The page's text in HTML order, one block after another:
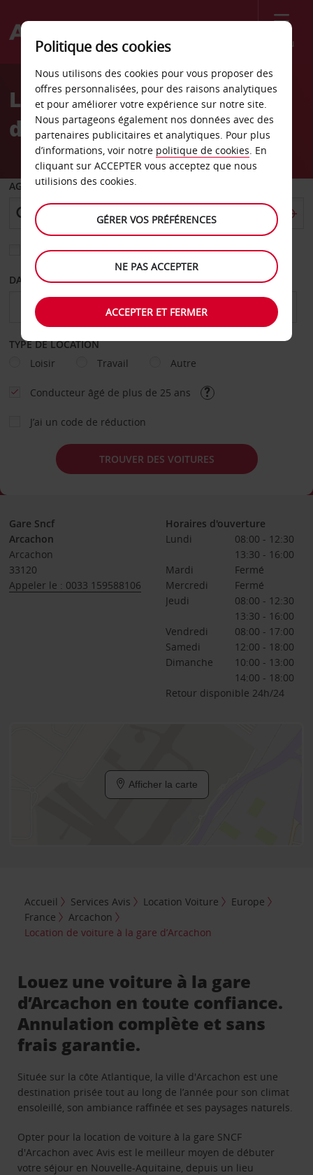
Menu
Welcome
AvisLocation de voiture Gare
d’Arcachon
AGENCE DE DÉPART
Sélectionnez une autre agence de retour
DATE DE DÉPART DATE DE RETOUR
TYPE DE LOCATION
Loisir
Travail Autre
Conducteur âgé de plus de 25 ans
J’ai un code de réduction
TROUVER DES VOITURES
Gare Sncf
Arcachon
Arcachon
33120
Appeler le : 0033 159588106
Horaires d'ouverture
Lundi
08:00 - 12:30
13:30 - 16:00
Mardi
Fermé
Mercredi
Fermé
Jeudi
08:00 - 12:30
13:30 - 16:00
Vendredi
08:00 - 17:00
Samedi
12:00 - 18:00
Dimanche
10:00 - 13:00
14:00 - 18:00
Retour disponible 24h/24
Afficher la carte
Accueil Services Avis Location Voiture
Europe
France
Arcachon
Location de voiture à la gare d’Arcachon
Louez une voiture à la gare
d’Arcachon en toute confiance.
Annulation complète et sans
frais garantie.
Située sur la côte Atlantique, la ville d'Arcachon est une
destination prisée tout au long de l’année pour son climat
ensoleillé, son ambiance raffinée et ses paysages naturels.
Opter pour la location de voiture à la gare SNCF
d'Arcachon avec Avis est le meilleur moyen de débuter
votre séjour en Nouvelle-Aquitaine, depuis un lieu
Politique des cookies
Nous utilisons des cookies pour vous proposer des
offres personnalisées, pour des raisons analytiques
et pour améliorer votre expérience sur notre site.
Nous partageons également nos données avec des
partenaires publicitaires et analytiques. Pour plus
d’informations, voir notre politique de cookies. En
cliquant sur ACCEPTER vous acceptez que nous
utilisions des cookies.
GÉRER VOS PRÉFÉRENCES
NE PAS ACCEPTER
ACCEPTER ET FERMER